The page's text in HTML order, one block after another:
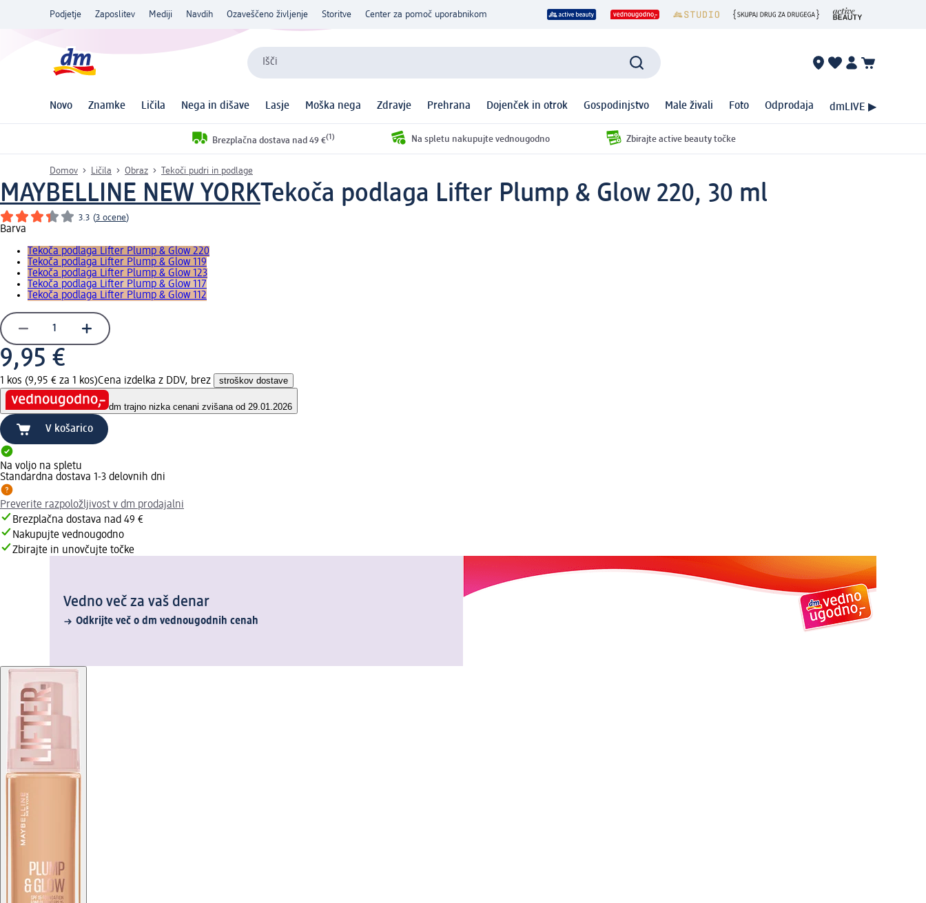
Podjetje Zaposlitev Mediji Navdih Ozaveščeno življenje Storitve Center za pomoč uporabnikom
Išči
Novo Znamke Ličila Nega in dišave Lasje Moška nega Zdravje Prehrana Dojenček in otrok Gospodinjstvo Male živali Foto Odprodaja dmLIVE ▶
Brezplačna dostava nad 49 €(1) Na spletu nakupujte vednougodno Zbirajte active beauty točke
Domov Ličila Obraz Tekoči pudri in podlage
MAYBELLINE NEW YORKTekoča podlaga Lifter Plump & Glow 220, 30 ml
3.3 (3 ocene)
Barva
Tekoča podlaga Lifter Plump & Glow 220
Tekoča podlaga Lifter Plump & Glow 119
Tekoča podlaga Lifter Plump & Glow 123
Tekoča podlaga Lifter Plump & Glow 117
Tekoča podlaga Lifter Plump & Glow 112
9,95 €
1 kos (9,95 € za 1 kos)Cena izdelka z DDV, brez stroškov dostave
dm trajno nizka cenani zvišana od 29.01.2026
V košarico
Na voljo na spletu
Standardna dostava 1-3 delovnih dni
Preverite razpoložljivost v dm prodajalni
Brezplačna dostava nad 49 €
Nakupujte vednougodno
Zbirajte in unovčujte točke
Vedno več za vaš denar
Odkrijte več o dm vednougodnih cenah